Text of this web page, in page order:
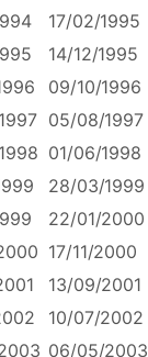
17/02/1995
14/12/1995
09/10/1996
05/08/1997
01/06/1998
28/03/1999
22/01/2000
17/11/2000
13/09/2001
10/07/2002
06/05/2003